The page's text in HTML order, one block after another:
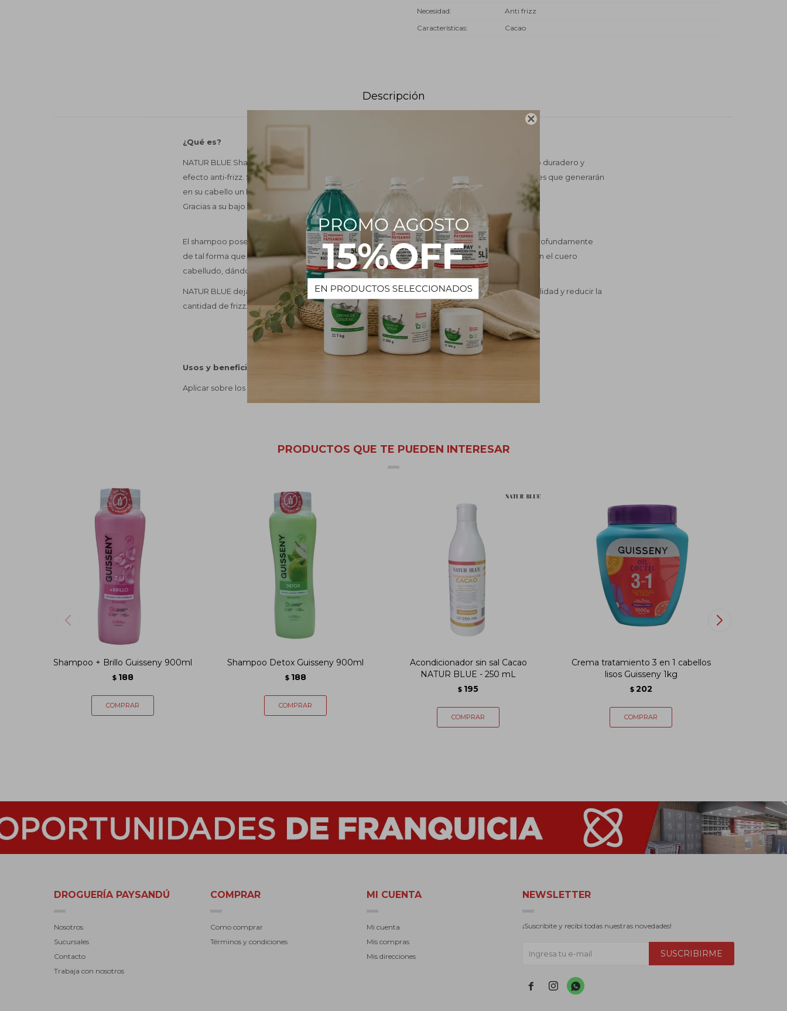

Necesidad
Anti frizz
Características
Cacao
Descripción
¿Qué es?
NATUR BLUE Shampoo Cacao es un shampoo especialmente formulado para otorgarle un liso duradero y
efecto anti-frizz. Su fórmula posee manteca de cacao proveniente de Brasil y siliconas capilares que generarán
en su cabello un liso perfecto.
Gracias a su bajo pH (4,5), prolonga la duración de los laciados permanentes.
El shampoo posee una fórmula sin sal, reduciendo la irritación del cuero cabelludo. Limpiará profundamente
de tal forma que no sea tan agresivo para la barrera protectora de aceites naturales que hay en el cuero
cabelludo, dándole paso a un cabello más sano y fuerte.
NATUR BLUE dejará tu cabello más disciplinado por lo cual podrá desenredarlo con mayor facilidad y reducir la
cantidad de frizz.
Usos y beneficios
Aplicar sobre los cabellos húmedos, emulsionar con masaje capilar y enjuagar.
PRODUCTOS QUE TE PUEDEN INTERESAR
Shampoo + Brillo Guisseny 900ml
$ 188
Shampoo Detox Guisseny 900ml
$ 188
Acondicionador sin sal Cacao
NATUR BLUE - 250 mL
$ 195
Crema tratamiento 3 en 1 cabellos
lisos Guisseny 1kg
$ 202
DROGUERÍA PAYSANDÚ
Nosotros
Sucursales
Contacto
Trabaja con nosotros
COMPRAR
Como comprar
Términos y condiciones
MI CUENTA
Mi cuenta
Mis compras
Mis direcciones
NEWSLETTER
¡Suscribite y recibí todas nuestras novedades!
SUSCRIBIRME
  